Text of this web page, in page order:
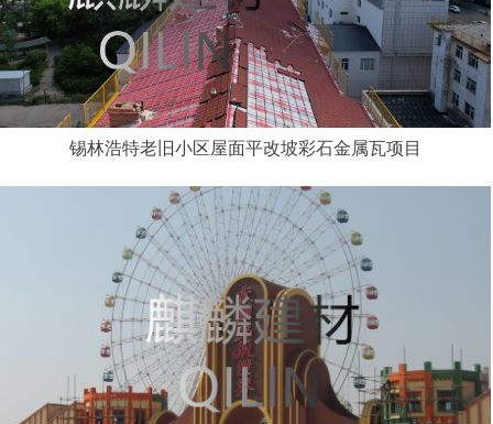
锡林浩特老旧小区屋面平改坡彩石金属瓦项目